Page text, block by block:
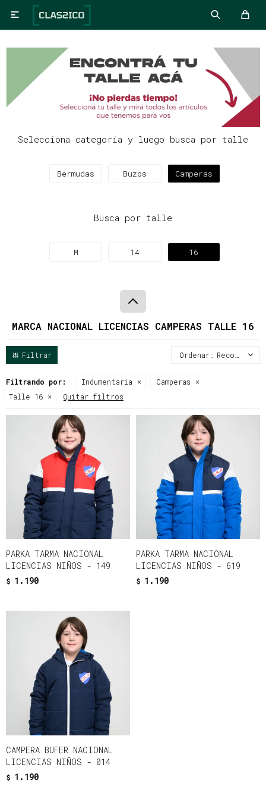

Selecciona categoria y luego busca por talle
Bermudas Buzos Camperas
Busca por talle
M 14 16
MARCA NACIONAL LICENCIAS CAMPERAS TALLE 16
Recomendados
Filtrando por: Indumentaria
Camperas
Talle 16
Quitar filtros
PARKA TARMA NACIONAL
LICENCIAS NIÑOS - 149
$ 1.190
PARKA TARMA NACIONAL
LICENCIAS NIÑOS - 619
$ 1.190
CAMPERA BUFER NACIONAL
LICENCIAS NIÑOS - 014
$ 1.190